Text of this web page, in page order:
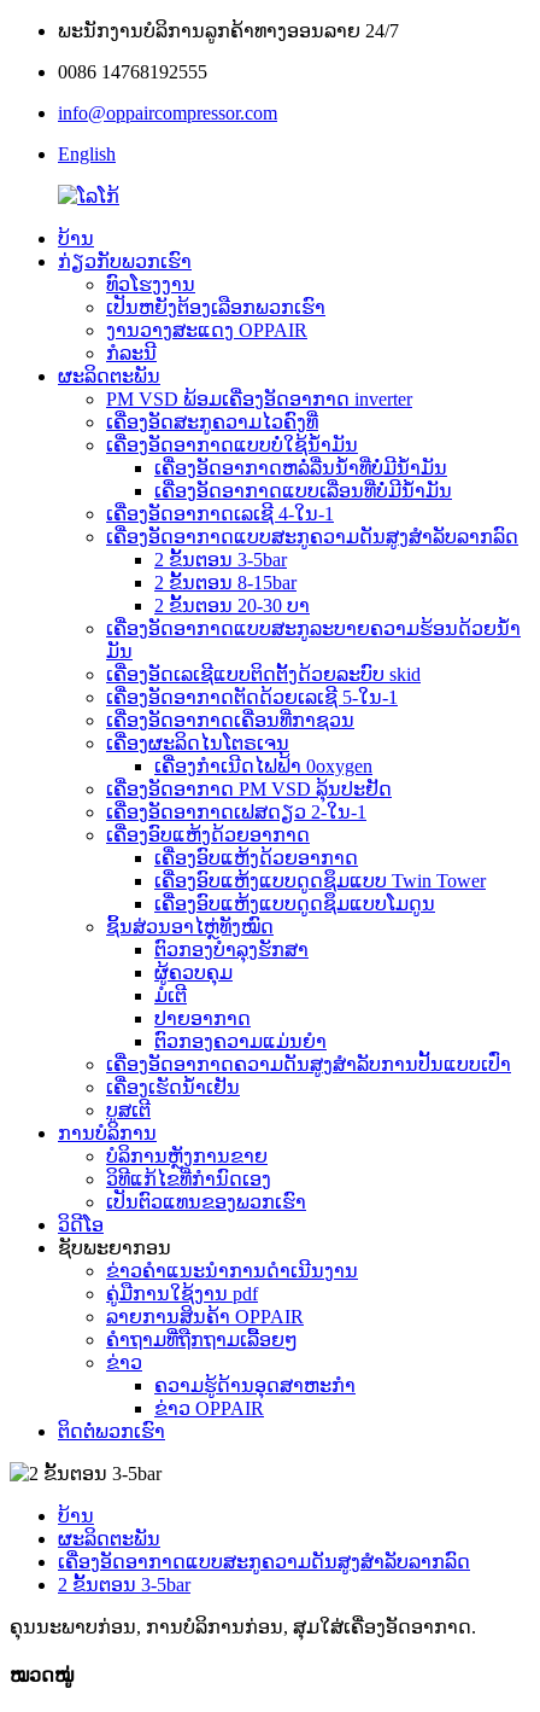
ພະນັກງານບໍລິການລູກຄ້າທາງອອນລາຍ 24/7
0086 14768192555
info@oppaircompressor.com
English
ບ້ານ
ກ່ຽວກັບພວກເຮົາ
ທົວໂຮງງານ
ເປັນຫຍັງຕ້ອງເລືອກພວກເຮົາ
ງານວາງສະແດງ OPPAIR
ກໍລະນີ
ຜະລິດຕະພັນ
PM VSD ພ້ອມເຄື່ອງອັດອາກາດ inverter
ເຄື່ອງອັດສະກູຄວາມໄວຄົງທີ່
ເຄື່ອງອັດອາກາດແບບບໍ່ໃຊ້ນ້ຳມັນ
ເຄື່ອງອັດອາກາດຫລໍ່ລື່ນນ້ຳທີ່ບໍ່ມີນ້ຳມັນ
ເຄື່ອງອັດອາກາດແບບເລື່ອນທີ່ບໍ່ມີນ້ຳມັນ
ເຄື່ອງອັດອາກາດເລເຊີ 4-ໃນ-1
ເຄື່ອງອັດອາກາດແບບສະກູຄວາມດັນສູງສຳລັບລາກລົດ
2 ຂັ້ນຕອນ 3-5bar
2 ຂັ້ນຕອນ 8-15bar
2 ຂັ້ນຕອນ 20-30 ບາ
ເຄື່ອງອັດອາກາດແບບສະກູລະບາຍຄວາມຮ້ອນດ້ວຍນ້ຳ
ມັນ
ເຄື່ອງອັດເລເຊີແບບຕິດຕັ້ງດ້ວຍລະບົບ skid
ເຄື່ອງອັດອາກາດຕັດດ້ວຍເລເຊີ 5-ໃນ-1
ເຄື່ອງອັດອາກາດເຄື່ອນທີ່ກາຊວນ
ເຄື່ອງຜະລິດໄນໂຕຣເຈນ
ເຄື່ອງກຳເນີດໄຟຟ້າ 0oxygen
ເຄື່ອງອັດອາກາດ PM VSD ລຸ້ນປະຢັດ
ເຄື່ອງອັດອາກາດເຟສດຽວ 2-ໃນ-1
ເຄື່ອງອົບແຫ້ງດ້ວຍອາກາດ
ເຄື່ອງອົບແຫ້ງດ້ວຍອາກາດ
ເຄື່ອງອົບແຫ້ງແບບດູດຊຶມແບບ Twin Tower
ເຄື່ອງອົບແຫ້ງແບບດູດຊຶມແບບໂມດູນ
ຊິ້ນສ່ວນອາໄຫຼ່ທັງໝົດ
ຕົວກອງບຳລຸງຮັກສາ
ຜູ້ຄວບຄຸມ
ມໍເຕີ
ປາຍອາກາດ
ຕົວກອງຄວາມແມ່ນຍໍາ
ເຄື່ອງອັດອາກາດຄວາມດັນສູງສຳລັບການປັ້ນແບບເປົ່າ
ເຄື່ອງເຮັດນ້ຳເຢັນ
ບູສເຕີ
ການບໍລິການ
ບໍລິການຫຼັງການຂາຍ
ວິທີແກ້ໄຂທີ່ກຳນົດເອງ
ເປັນຕົວແທນຂອງພວກເຮົາ
ວິດີໂອ
ຊັບພະຍາກອນ
ຂ່າວຄຳແນະນຳການດຳເນີນງານ
ຄູ່ມືການໃຊ້ງານ pdf
ລາຍການສິນຄ້າ OPPAIR
ຄຳຖາມທີ່ຖືກຖາມເລື້ອຍໆ
ຂ່າວ
ຄວາມຮູ້ດ້ານອຸດສາຫະກໍາ
ຂ່າວ OPPAIR
ຕິດຕໍ່ພວກເຮົາ
ບ້ານ
ຜະລິດຕະພັນ
ເຄື່ອງອັດອາກາດແບບສະກູຄວາມດັນສູງສຳລັບລາກລົດ
2 ຂັ້ນຕອນ 3-5bar
ຄຸນນະພາບກ່ອນ, ການບໍລິການກ່ອນ, ສຸມໃສ່ເຄື່ອງອັດອາກາດ.
ໝວດໝູ່